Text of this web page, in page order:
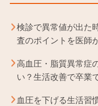
検診で異常値が出た
査のポイントを医師
高血圧・脂質異常症
い？生活改善で卒業
血圧を下げる生活習